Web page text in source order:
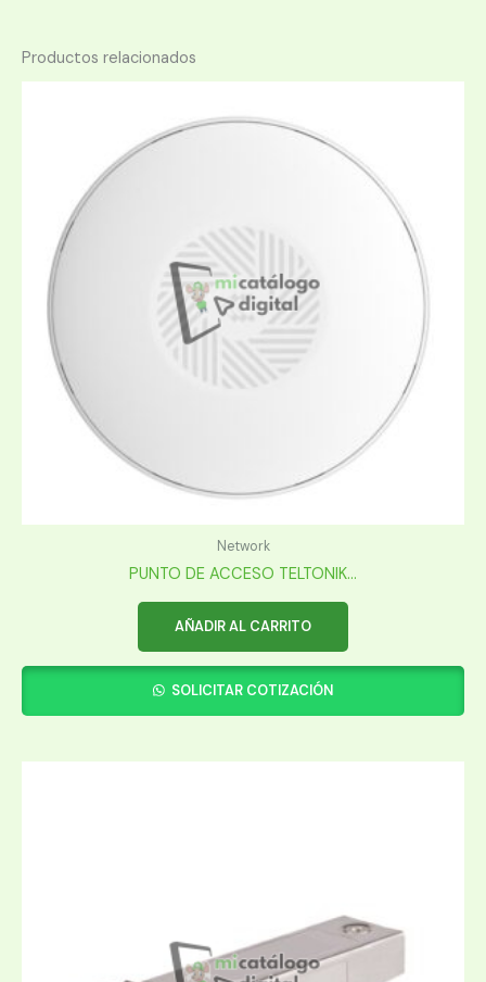
Productos relacionados
Network
PUNTO DE ACCESO TELTONIK...
AÑADIR AL CARRITO
SOLICITAR COTIZACIÓN